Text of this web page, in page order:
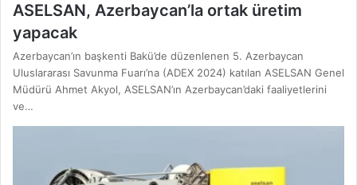
ASELSAN, Azerbaycan’la ortak üretim
yapacak
Azerbaycan’ın başkenti Bakü’de düzenlenen 5. Azerbaycan
Uluslararası Savunma Fuarı’na (ADEX 2024) katılan ASELSAN Genel
Müdürü Ahmet Akyol, ASELSAN’ın Azerbaycan’daki faaliyetlerini
ve…